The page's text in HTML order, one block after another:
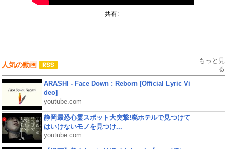
共有:
人気の動画
もっと見
る
ARASHI - Face Down : Reborn [Official Lyric Vi
deo]
youtube.com
静岡最恐心霊スポット大突撃!廃ホテルで見つけて
はいけないモノを見つけ...
youtube.com